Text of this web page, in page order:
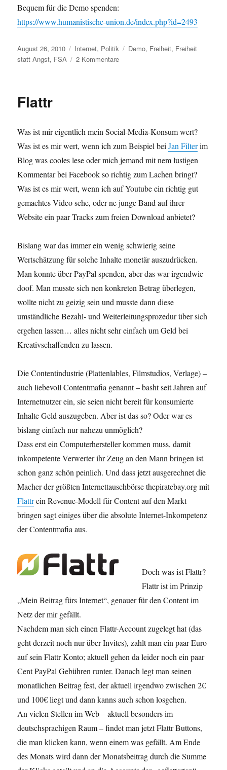
Bequem für die Demo spenden:
https://www.humanistische-union.de/index.php?id=2493
Veröffentlicht
am
August 26, 2010 Kategorien
Internet, Politik Schlagwörter
Demo, Freiheit, Freiheit
statt Angst, FSA 2 Kommentarezu
Flattr
Was ist mir eigentlich mein Social-Media-Konsum wert?
Was ist es mir wert, wenn ich zum Beispiel beiJan Filterim
Blog was cooles lese oder mich jemand mit nem lustigen
Kommentar bei Facebook so richtig zum Lachen bringt?
Was ist es mir wert, wenn ich auf Youtube ein richtig gut
gemachtes Video sehe, oder ne junge Band auf ihrer
Website ein paar Tracks zum freien Download anbietet?
Bislang war das immer ein wenig schwierig seine
Wertschätzung für solche Inhalte monetär auszudrücken.
Man konnte über PayPal spenden, aber das war irgendwie
doof. Man musste sich nen konkreten Betrag überlegen,
wollte nicht zu geizig sein und musste dann diese
umständliche Bezahl- und Weiterleitungsprozedur über sich
ergehen lassen… alles nicht sehr einfach um Geld bei
Kreativschaffenden zu lassen.
Die Contentindustrie (Plattenlables, Filmstudios, Verlage) –
auch liebevoll Contentmafia genannt – basht seit Jahren auf
Internetnutzer ein, sie seien nicht bereit für konsumierte
Inhalte Geld auszugeben. Aber ist das so? Oder war es
bislang einfach nur nahezu unmöglich?
Dass erst ein Computerhersteller kommen muss, damit
inkompetente Verwerter ihr Zeug an den Mann bringen ist
schon ganz schön peinlich. Und dass jetzt ausgerechnet die
Macher der größten Internettauschbörse thepiratebay.org mit
Flattrein Revenue-Modell für Content auf den Markt
bringen sagt einiges über die absolute Internet-Inkompetenz
der Contentmafia aus.
Doch was ist Flattr?
Flattr ist im Prinzip
„Mein Beitrag fürs Internet“, genauer für den Content im
Netz der mir gefällt.
Nachdem man sich einen Flattr-Account zugelegt hat (das
geht derzeit noch nur über Invites), zahlt man ein paar Euro
auf sein Flattr Konto; aktuell gehen da leider noch ein paar
Cent PayPal Gebühren runter. Danach legt man seinen
monatlichen Beitrag fest, der aktuell irgendwo zwischen 2€
und 100€ liegt und dann kanns auch schon losgehen.
An vielen Stellen im Web – aktuell besonders im
deutschsprachigen Raum – findet man jetzt Flattr Buttons,
die man klicken kann, wenn einem was gefällt. Am Ende
des Monats wird dann der Monatsbeitrag durch die Summe